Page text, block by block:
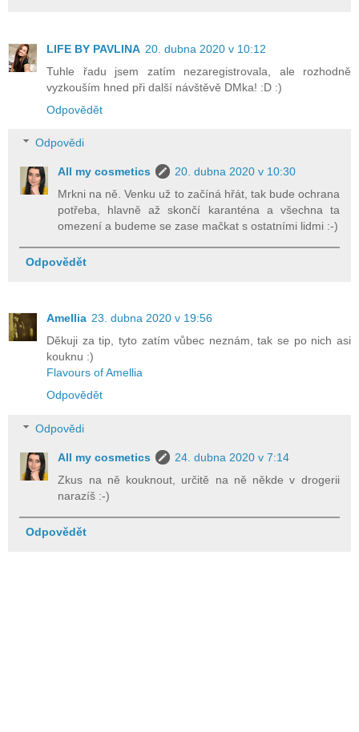
LIFE BY PAVLINA 20. dubna 2020 v 10:12
Tuhle řadu jsem zatím nezaregistrovala, ale rozhodně
vyzkouším hned při další návštěvě DMka! :D :)
Odpovědět
Odpovědi
All my cosmetics
20. dubna 2020 v 10:30
Mrkni na ně. Venku už to začíná hřát, tak bude ochrana
potřeba, hlavně až skončí karanténa a všechna ta
omezení a budeme se zase mačkat s ostatními lidmi :-)
Odpovědět
Amellia 23. dubna 2020 v 19:56
Děkuji za tip, tyto zatím vůbec neznám, tak se po nich asi
kouknu :)
Flavours of Amellia
Odpovědět
Odpovědi
All my cosmetics
24. dubna 2020 v 7:14
Zkus na ně kouknout, určitě na ně někde v drogerii
narazíš :-)
Odpovědět